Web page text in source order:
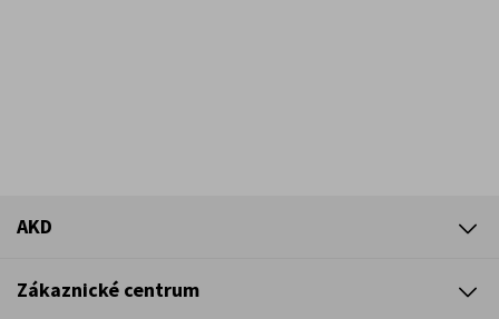
AKD
Zákaznické centrum